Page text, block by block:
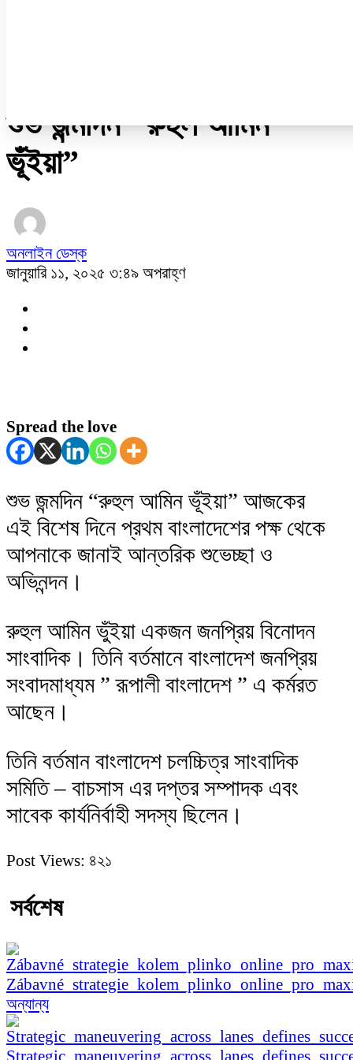
শুভ জন্মদিন “রুহুল আমিন
ভূঁইয়া”
অনলাইন ডেস্ক
জানুয়ারি ১১, ২০২৫ ৩:৪৯ অপরাহ্ণ
Spread the love
শুভ জন্মদিন “রুহুল আমিন ভূঁইয়া” আজকের
এই বিশেষ দিনে প্রথম বাংলাদেশের পক্ষ থেকে
আপনাকে জানাই আন্তরিক শুভেচ্ছা ও
অভিনন্দন।
রুহুল আমিন ভুঁইয়া একজন জনপ্রিয় বিনোদন
সাংবাদিক। তিনি বর্তমানে বাংলাদেশ জনপ্রিয়
সংবাদমাধ্যম ” রূপালী বাংলাদেশ ” এ কর্মরত
আছেন।
তিনি বর্তমান বাংলাদেশ চলচ্চিত্র সাংবাদিক
সমিতি – বাচসাস এর দপ্তর সম্পাদক এবং
সাবেক কার্যনির্বাহী সদস্য ছিলেন।
Post Views: ৪২১
সর্বশেষ
অন্যান্য